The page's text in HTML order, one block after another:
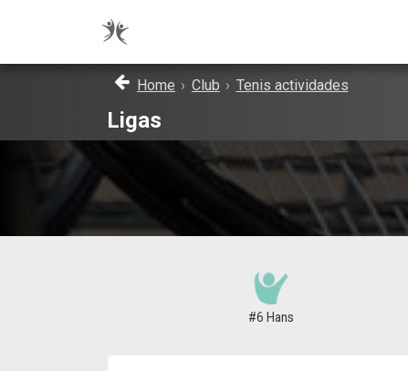
Home › Club › Tenis actividades
Ligas
#6 Hans